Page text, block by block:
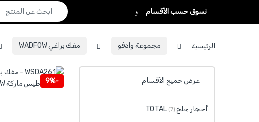
تسوق حسب الأقسام
Search for:
الرئيسية مجموعة وادفو مفك براغي WADFOW
-
9% عرض جميع الأقسام
أحجار جلخ TOTAL (7)